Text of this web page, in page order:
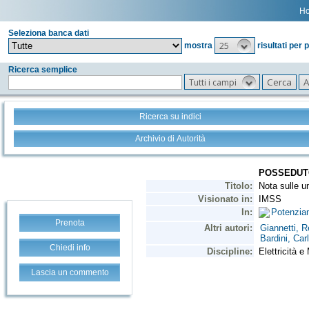
Seleziona banca dati
mostra
25 risultati per
Ricerca semplice
Tutti i campi
Ricerca su indici
Archivio di Autorità
Prenota
Chiedi info
Lascia un commento